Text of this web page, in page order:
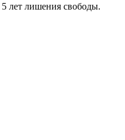
лет лишения свободы.